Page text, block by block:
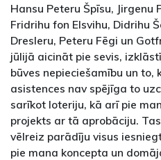
Hansu Peteru Špīsu, Jirgenu
Fridrihu fon Elsvihu, Didrihu
Dresleru, Peteru Fēgi un
jūlijā aicināt pie sevis,
būves nepieciešamību un to,
asistences nav spējīga to
sarīkot loteriju, kā arī pie
projekts ar tā aprobāciju.
vēlreiz parādīju visus
pie mana koncepta un